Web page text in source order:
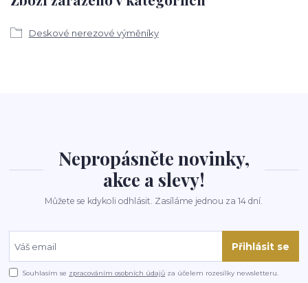
Deskové nerezové výměníky
Nepropásněte novinky,
akce a slevy!
Můžete se kdykoli odhlásit. Zasíláme jednou za 14 dní.
Přihlásit se
Souhlasím se zpracováním osobních údajů za účelem rozesílky newsletteru.